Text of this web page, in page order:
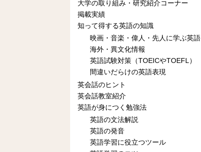
大学の取り組み・研究紹介コーナー
掲載実績
知って得する英語の知識
映画・音楽・偉人・先人に学ぶ英語
海外・異文化情報
英語試験対策（TOEICやTOEFL）
間違いだらけの英語表現
英会話のヒント
英会話教室紹介
英語が身につく勉強法
英語の文法解説
英語の発音
英語学習に役立つツール